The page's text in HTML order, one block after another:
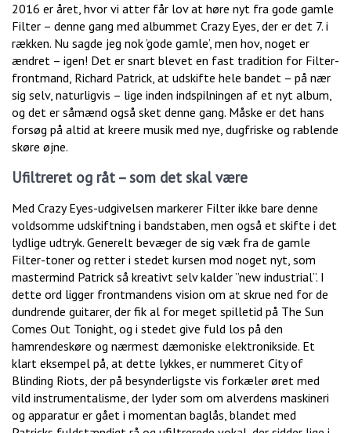
2016 er året, hvor vi atter får lov at høre nyt fra gode gamle
Filter – denne gang med albummet Crazy Eyes, der er det 7. i
rækken. Nu sagde jeg nok ’gode gamle’, men hov, noget er
ændret – igen! Det er snart blevet en fast tradition for Filter-
frontmand, Richard Patrick, at udskifte hele bandet – på nær
sig selv, naturligvis – lige inden indspilningen af et nyt album,
og det er såmænd også sket denne gang. Måske er det hans
forsøg på altid at kreere musik med nye, dugfriske og rablende
skøre øjne.
Ufiltreret og råt – som det skal være
Med Crazy Eyes-udgivelsen markerer Filter ikke bare denne
voldsomme udskiftning i bandstaben, men også et skifte i det
lydlige udtryk. Generelt bevæger de sig væk fra de gamle
Filter-toner og retter i stedet kursen mod noget nyt, som
mastermind Patrick så kreativt selv kalder ”new industrial”. I
dette ord ligger frontmandens vision om at skrue ned for de
dundrende guitarer, der fik al for meget spilletid på The Sun
Comes Out Tonight, og i stedet give fuld los på den
hamrendeskøre og nærmest dæmoniske elektronikside. Et
klart eksempel på, at dette lykkes, er nummeret City of
Blinding Riots, der på besynderligste vis forkæler øret med
vild instrumentalisme, der lyder som om alverdens maskineri
og apparatur er gået i momentan baglås, blandet med